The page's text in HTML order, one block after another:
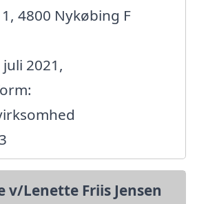
4800 Nykøbing F
2021,
v/Lenette Friis Jensen